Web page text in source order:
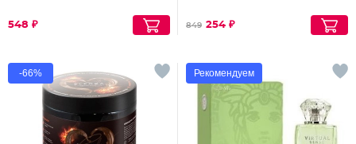
548 ₽ 849 254 ₽
-66% Рекомендуем